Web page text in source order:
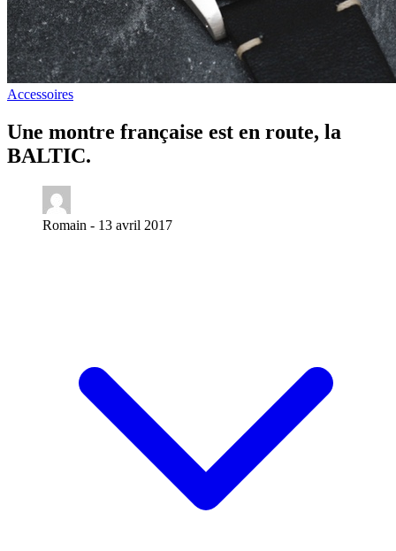
Accessoires
Une montre française est en route, la
BALTIC.
Romain - 13 avril 2017